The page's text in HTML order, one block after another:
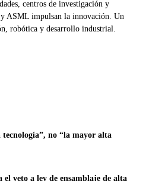
centros de investigación y
ASML impulsan la innovación. Un
robótica y desarrollo industrial.
tecnología”, no “la mayor alta
el veto a ley de ensamblaje de alta